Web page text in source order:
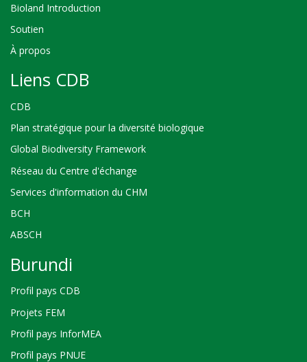
Bioland Introduction
Soutien
À propos
Liens CDB
CDB
Plan stratégique pour la diversité biologique
Global Biodiversity Framework
Réseau du Centre d'échange
Services d'information du CHM
BCH
ABSCH
Burundi
Profil pays CDB
Projets FEM
Profil pays InforMEA
Profil pays PNUE